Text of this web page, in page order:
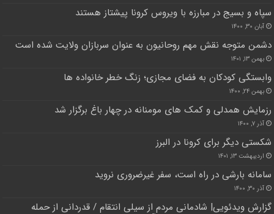
سپاه و بسیج در مبارزه با ویروس کرونا پیشتاز هستند
آبان ۳۰, ۱۴۰۰
دشمن متوجه نقش مهم روحانیون به عنوان سربازان ولایت شده است
بهمن ۱۳, ۱۴۰۱
وابستگی کودکان به فضای مجازی؛ زنگ خطر خانواده ها
بهمن ۲۴, ۱۴۰۰
رزمایش همدلی و کمک های مومنانه در چهار باغ برگزار شد
آذر ۷, ۱۴۰۰
شکستی دیگر برای کرونا در البرز
اردیبهشت ۱۳, ۱۴۰۱
سامانه بارشی در راه است، سفر غیرضروری نروید
آذر ۳۰, ۱۴۰۰
گزارش ویدئویی| شادمانی مردم از سیلی انتقام / قدردانی از حمله